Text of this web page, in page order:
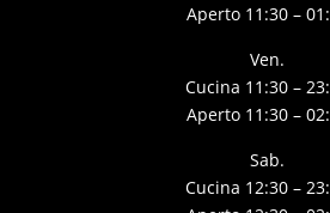
Aperto 11:30 –
Ven.
Cucina 11:30 –
Aperto 11:30 –
Sab.
Cucina 12:30 –